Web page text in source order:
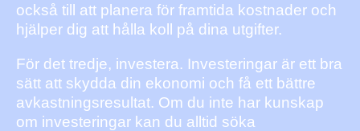
också till att planera för framtida kostnader och
hjälper dig att hålla koll på dina utgifter.
För det tredje, investera. Investeringar är ett bra
sätt att skydda din ekonomi och få ett bättre
avkastningsresultat. Om du inte har kunskap
om investeringar kan du alltid söka